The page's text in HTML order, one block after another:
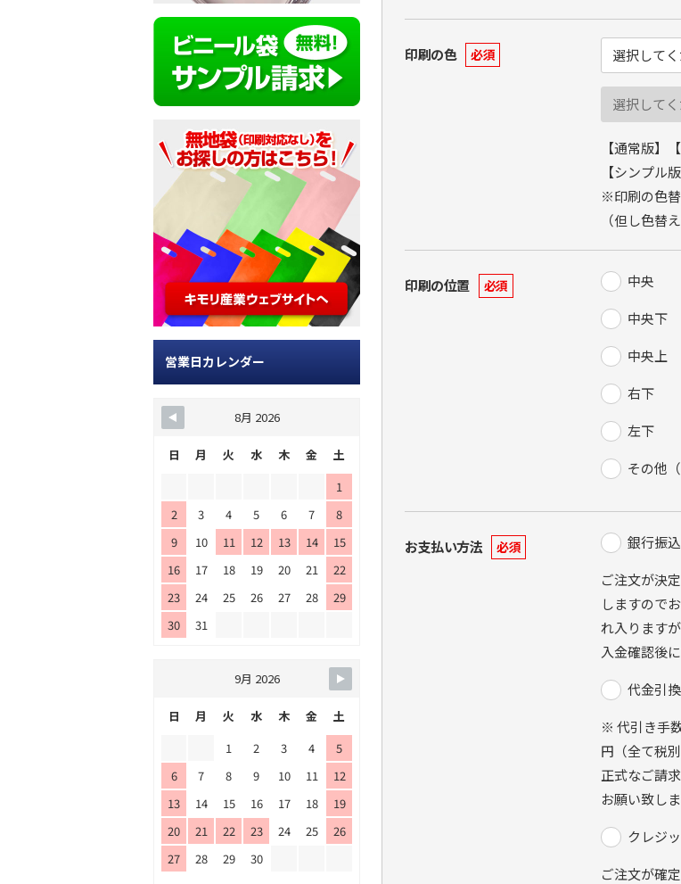
印刷の色 必須
【通常版】
【シンプル
※印刷の色
（但し色替
印刷の位置 必須
中央
中央下
中央上
右下
左下
その他
お支払い方法 必須
銀行振
ご注文が決
しますので
れ入ります
入金確認後
代金引
※ 代引き手
円（全て税
正式なご請
お願い致しま
クレジ
ご注文が確
営業日カレンダー
8月 2026
日 月 火 水 木 金
土
1
2
3 4 5 6 7
8
9
10 11 12 13 14
15
16
17 18 19 20 21
22
23
24 25 26 27 28
29
30
31
9月 2026
日 月 火 水 木 金
土
1
2 3 4
5
6
7 8 9 10 11
12
13
14 15 16 17 18
19
20
21 22 23 24 25
26
27
28 29 30